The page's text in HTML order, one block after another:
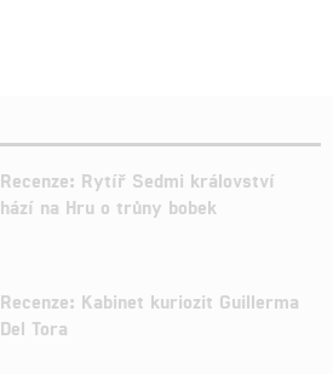
Recenze: Rytíř Sedmi království
hází na Hru o trůny bobek
Recenze: Kabinet kuriozit Guillerma
Del Tora